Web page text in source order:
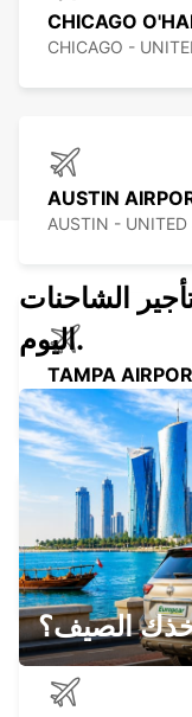
CHICAGO
CHICAGO -
AUSTIN
AUSTIN - UNITED
TAMPA
TAMPA - UNITED
SAN ANTONIO
SAN ANTONIO -
الشاحنات
اليوم.
الصيف؟